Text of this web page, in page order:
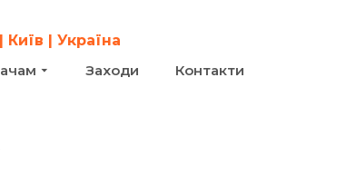
| Україна
Заходи Контакти